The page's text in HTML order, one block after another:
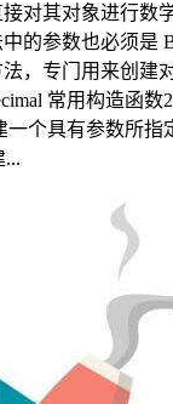
对其对象进行数
的参数也必须是
，专门用来创建
常用构造函数
一个具有参数所指
...